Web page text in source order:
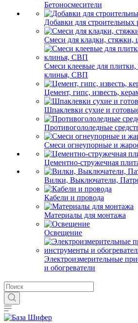
Бетоносмесители
Добавки для строительных
Смеси для кладки, стяжки,
Смеси клеевые для плитки,
клинья, СВП
Цемент, гипс, известь,
Шпаклевки сухие и
Противогололедные
Смеси огнеупорные и
Цементно-стружечная
Вилки, Выключатели,
Кабели и провода
Материалы для монтажа
Освещение
Электроизмерительные
и обогреватели